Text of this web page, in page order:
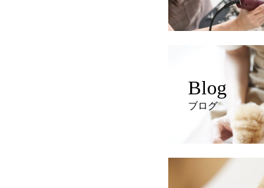
Blog
ブログ